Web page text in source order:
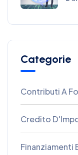
Categorie
Contributi A
Credito
Finanziamenti